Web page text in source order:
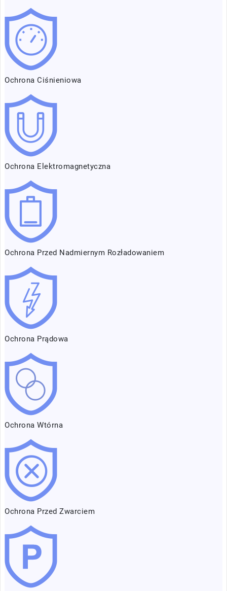
Ochrona Ciśnieniowa
Ochrona Elektromagnetyczna
Ochrona Przed Nadmiernym Rozładowaniem
Ochrona Prądowa
Ochrona Wtórna
Ochrona Przed Zwarciem